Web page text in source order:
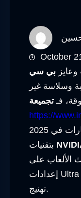
October
بي سي
وسلاسة غير
فـ
https://
الألعاب على
إعدادات Ultra وبدقة 2K أو حتى 4K بدون أي
تهنيج.